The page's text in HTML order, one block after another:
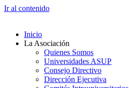
Ir al contenido
Inicio
La Asociación
Quienes Somos
Universidades ASUP
Consejo Directivo
Dirección Ejecutiva